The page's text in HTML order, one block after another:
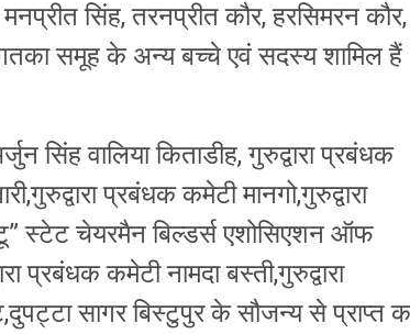
सिंह, तरनप्रीत कौर, हरसिमरन कौर,
गतका समूह के अन्य बच्चे एवं सदस्य शामिल
सिंह वालिया किताडीह, गुरुद्वारा प्रबंधक
प्रबंधक कमेटी मानगो,गुरुद्वारा
स्टेट चेयरमैन बिल्डर्स एशोसिएशन ऑफ
प्रबंधक कमेटी नामदा बस्ती,गुरुद्वारा
सागर बिस्टुपुर के सौजन्य से प्राप्त